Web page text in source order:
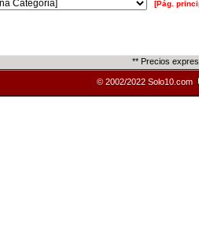
[Pág.
** Precios
© 2002/2022 Solo10.com